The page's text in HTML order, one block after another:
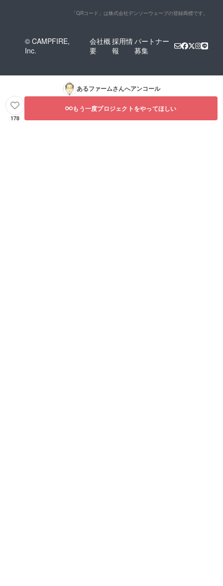
「QRコード」は株式会社デンソーウェーブの登録商標です。
© CAMPFIRE,
Inc.
会社概
要
採用情
報
パートナー
募集
あるファームさんへアンコール
178
もう一度プロジェクトをやってほしい